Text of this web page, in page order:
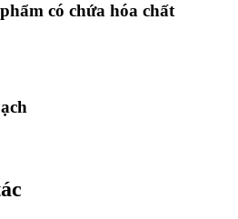
có chứa hóa chất